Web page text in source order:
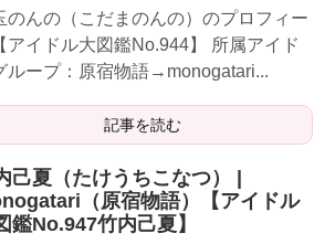
のんの（こだまのんの）のプロフィー
アイドル大図鑑No.944】 所属アイド
ループ：原宿物語→monogatari...
記事を読む
己夏（たけうちこなつ） |
（原宿物語）【アイドル
鑑No.947竹内己夏】